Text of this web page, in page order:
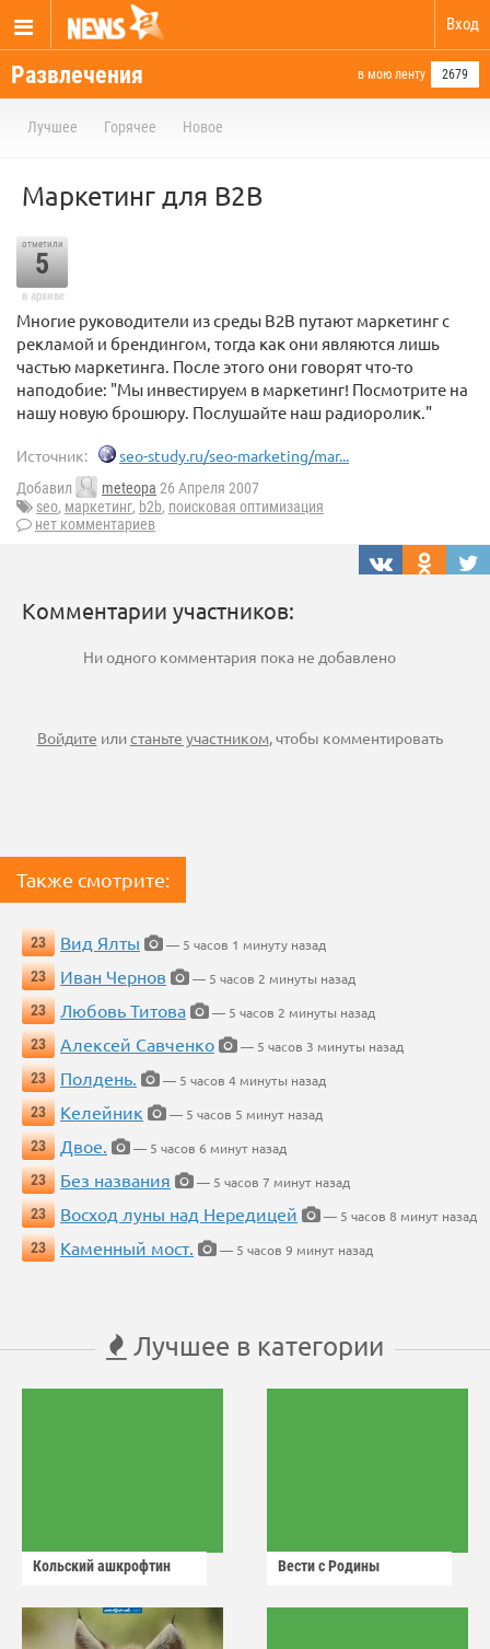
Вход
Развлечения в мою ленту 2679
Лучшее Горячее Новое
Маркетинг для B2B
отметили
5
в архиве
Многие руководители из среды B2B путают маркетинг с
рекламой и брендингом, тогда как они являются лишь
частью маркетинга. После этого они говорят что-то
наподобие: "Мы инвестируем в маркетинг! Посмотрите на
нашу новую брошюру. Послушайте наш радиоролик."
Источник: seo-study.ru/seo-marketing/mar...
Добавил meteopa 26 Апреля 2007
seo, маркетинг, b2b, поисковая оптимизация
нет комментариев
Комментарии участников:
Ни одного комментария пока не добавлено
Войдите илистаньте участником, чтобы комментировать
Также смотрите:
23 Вид Ялты
— 5 часов 1 минуту назад
23
Иван Чернов
— 5 часов 2 минуты назад
23
Любовь Титова
— 5 часов 2 минуты назад
23
Алексей Савченко
— 5 часов 3 минуты назад
23
Полдень.
— 5 часов 4 минуты назад
23
Келейник
— 5 часов 5 минут назад
23
Двое.
— 5 часов 6 минут назад
23
Без названия
— 5 часов 7 минут назад
23
Восход луны над Нередицей
— 5 часов 8 минут назад
23
Каменный мост. — 5 часов 9 минут назад
Лучшее в категории
Кольский ашкрофтин Вести с Родины